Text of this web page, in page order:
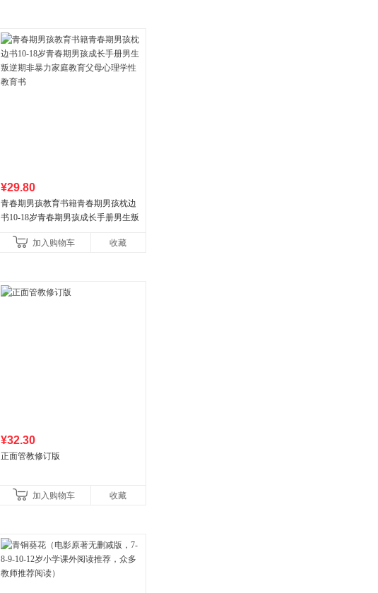
¥29.80
青春期男孩教育书籍青春期男孩枕边
书10-18岁青春期男孩成长手册男生叛
育书
加入购物车 收藏
¥32.30
正面管教修订版
加入购物车 收藏